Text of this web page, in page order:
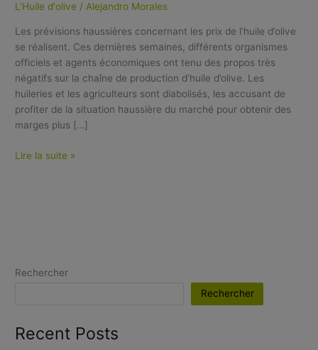
L'Huile d'olive /Alejandro Morales
Les prévisions haussières concernant les prix de l’huile d’olive
se réalisent. Ces dernières semaines, différents organismes
officiels et agents économiques ont tenu des propos très
négatifs sur la chaîne de production d’huile d’olive. Les
huileries et les agriculteurs sont diabolisés, les accusant de
profiter de la situation haussière du marché pour obtenir des
marges plus […]
Lire la suite »
Rechercher
Rechercher
Recent Posts